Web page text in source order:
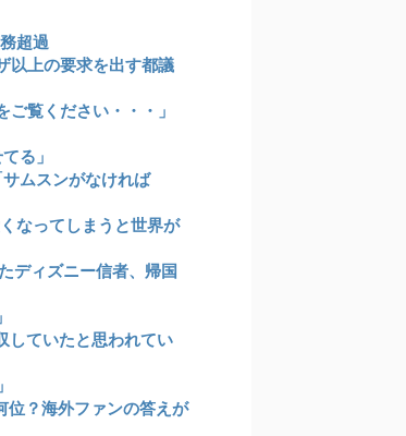
超過
以上の要求を出す都議
覧ください・・・」
る」
ムスンがなければ
なってしまうと世界が
ディズニー信者、帰国
していたと思われてい
？海外ファンの答えが